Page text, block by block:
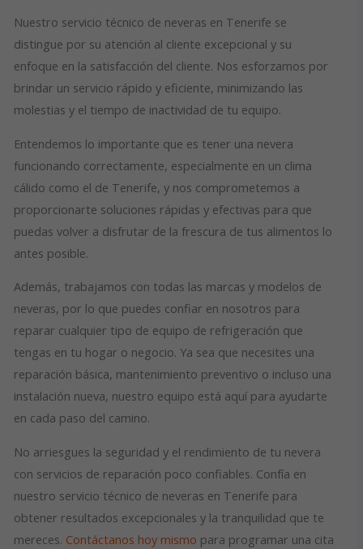
Nuestro servicio técnico de neveras en Tenerife se
distingue por su atención al cliente excepcional y su
enfoque en la satisfacción del cliente. Nos esforzamos por
brindar un servicio rápido y eficiente, minimizando las
molestias y el tiempo de inactividad de tu equipo.
Entendemos lo importante que es tener una nevera
funcionando correctamente, especialmente en un clima
cálido como el de Tenerife, y nos comprometemos a
proporcionarte soluciones rápidas y efectivas para que
puedas volver a disfrutar de la frescura de tus alimentos lo
antes posible.
Además, trabajamos con todas las marcas y modelos de
neveras, por lo que puedes confiar en nosotros para
reparar cualquier tipo de equipo de refrigeración que
tengas en tu hogar o negocio. Ya sea que necesites una
reparación básica, mantenimiento preventivo o incluso una
instalación nueva, nuestro equipo está aquí para ayudarte
en cada paso del camino.
No arriesgues la seguridad y el rendimiento de tu nevera
con servicios de reparación poco confiables. Confía en
nuestro servicio técnico de neveras en Tenerife para
obtener resultados excepcionales y la tranquilidad que te
mereces. Contáctanos hoy mismo para programar una cita